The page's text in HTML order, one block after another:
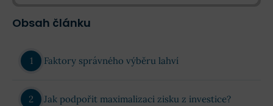
Obsah článku
Faktory správného výběru lahví
Jak podpořit maximalizaci zisku z investice?